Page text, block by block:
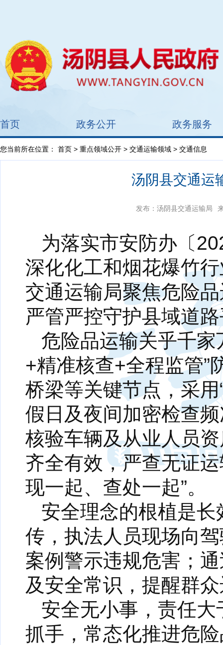
首页 政务公开 政务服务
您当前所在位置： 首页 > 重点领域公开 > 交通运输领域 > 交通信息
汤阴县交通运
发布：汤阴县交通运输局
为落实市安防办〔
深化化工和烟花爆竹
交通运输局聚焦危险
严管严控守护县域道
危险品运输关乎千家
+精准核查+全程监管”
桥梁等关键节点，采
假日及夜间加密检查
核验车辆及从业人员
齐全有效，严查无证
现一起、查处一起”。
安全理念的根植是
传，执法人员现场向
案例警示违规危害；
及安全常识，提醒群
安全无小事，责任
抓手，常态化推进危